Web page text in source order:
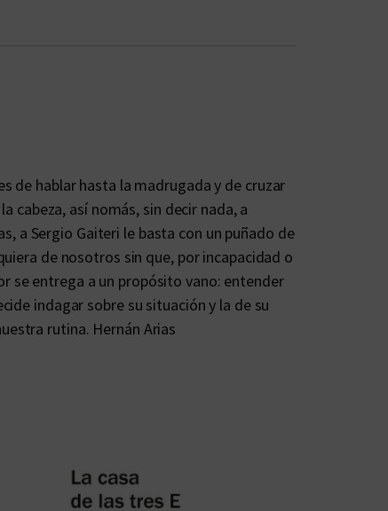
de hablar hasta la madrugada y de cruzar
cabeza, así nomás, sin decir nada, a
a Sergio Gaiteri le basta con un puñado de
de nosotros sin que, por incapacidad o
se entrega a un propósito vano: entender
indagar sobre su situación y la de su
rutina. Hernán Arias